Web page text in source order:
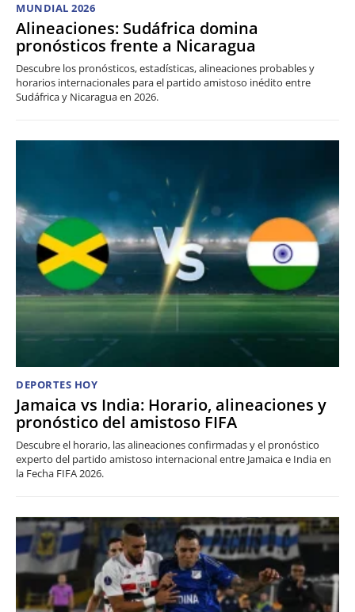
MUNDIAL 2026
Alineaciones: Sudáfrica domina
pronósticos frente a Nicaragua
Descubre los pronósticos, estadísticas, alineaciones probables y
horarios internacionales para el partido amistoso inédito entre
Sudáfrica y Nicaragua en 2026.
DEPORTES HOY
Jamaica vs India: Horario, alineaciones y
pronóstico del amistoso FIFA
Descubre el horario, las alineaciones confirmadas y el pronóstico
experto del partido amistoso internacional entre Jamaica e India en
la Fecha FIFA 2026.